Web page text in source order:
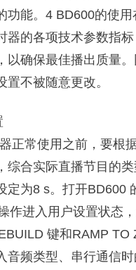
功能。4 BD600的使
器的各项技术参数指
以确保最佳播出质量
置不被随意更改。
正常使用之前，要根
综合实际直播节目的
定为8 s。打开BD600
作进入用户设置状态
键和RAMP
音频类型、串行通信